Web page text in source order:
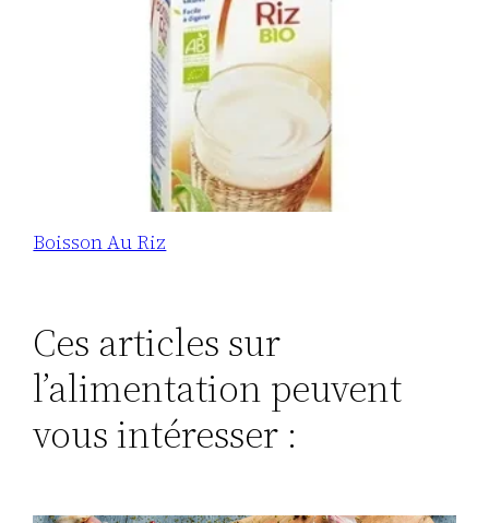
Boisson Au Riz
Ces articles sur
l’alimentation peuvent
vous intéresser :